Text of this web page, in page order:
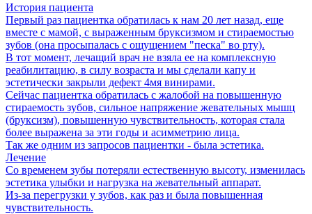
История пациента
Первый раз пациентка обратилась к нам 20 лет назад, еще
вместе с мамой, с выраженным бруксизмом и стираемостью
зубов (она просыпалась с ощущением "песка" во рту).
В тот момент, лечащий врач не взяла ее на комплексную
реабилитацию, в силу возраста и мы сделали капу и
эстетически закрыли дефект 4мя винирами.
Сейчас пациентка обратилась с жалобой на повышенную
стираемость зубов, сильное напряжение жевательных мышц
(бруксизм), повышенную чувствительность, которая стала
более выражена за эти годы и асимметрию лица.
Так же одним из запросов пациентки - была эстетика.
Лечение
Со временем зубы потеряли естественную высоту, изменилась
эстетика улыбки и нагрузка на жевательный аппарат.
Из-за перегрузки у зубов, как раз и была повышенная
чувствительность.